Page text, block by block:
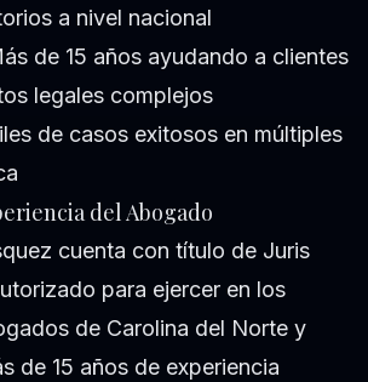
a nivel nacional
de 15 años ayudando a clientes
legales complejos
de casos exitosos en múltiples
del Abogado
cuenta con título de Juris
para ejercer en los
de Carolina del Norte y
de 15 años de experiencia